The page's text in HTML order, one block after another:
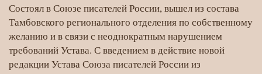
Состоял в Союзе писателей России, вышел из состава
Тамбовского регионального отделения по собственному
желанию и в связи с неоднократным нарушением
требований Устава. С введением в действие новой
редакции Устава Союза писателей России из